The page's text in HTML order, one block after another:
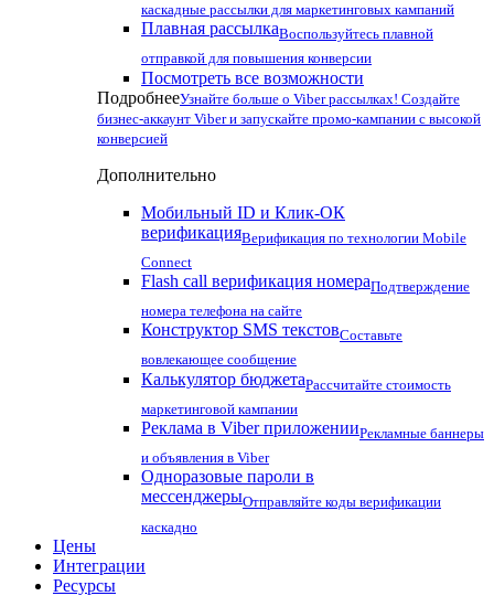
каскадные рассылки для маркетинговых кампаний
Плавная рассылкаВоспользуйтесь плавной
отправкой для повышения конверсии
Посмотреть все возможности
ПодробнееУзнайте больше о Viber рассылках! Создайте
бизнес-аккаунт Viber и запускайте промо-кампании с высокой
конверсией
Дополнительно
Мобильный ID и Клик-ОК
верификацияВерификация по технологии Mobile
Connect
Flash call верификация номераПодтверждение
номера телефона на сайте
Конструктор SMS текстовСоставьте
вовлекающее сообщение
Калькулятор бюджетаРассчитайте стоимость
маркетинговой кампании
Реклама в Viber приложенииРекламные баннеры
и объявления в Viber
Одноразовые пароли в
мессенджерыОтправляйте коды верификации
каскадно
Цены
Интеграции
Ресурсы